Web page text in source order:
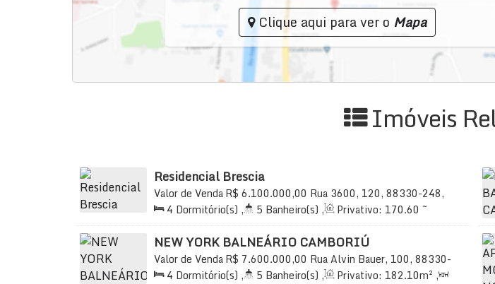
Clique aqui para ver o Mapa
Imóveis
Residencial Brescia
R$ 6.100.000,00
Valor de Venda Rua 3600, 120, 88330-248,
Centro, Balneário Camboriú, Santa Catarina, Brasil
4 Dormitório(s) , 5 Banheiro(s) , Privativo: 170.60 ~
214.49m², 2 Sala(s), 4 Suíte(s), Total:214.49m², 3
Vaga(s) , Útil:214.49 m²
NEW YORK BALNEÁRIO CAMBORIÚ
R$ 7.600.000,00
Valor de Venda Rua Alvin Bauer, 100, 88330-
640, Centro, Balneário Camboriú, Santa Catarina, Brasil
4 Dormitório(s) , 5 Banheiro(s) , Privativo: 182.10m² ,